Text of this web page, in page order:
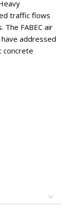
traffic flows
The FABEC air
addressed
concrete